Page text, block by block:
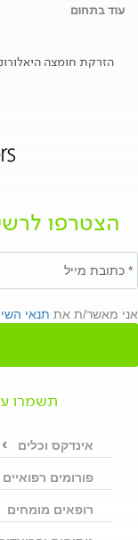
עוד בתחום
הזרקת חומצה
הצטרפו
אני מאשר/ת את תנאי
תשמרו
אינדקס וכלים
פורומים רפואיים
רופאים מומחים